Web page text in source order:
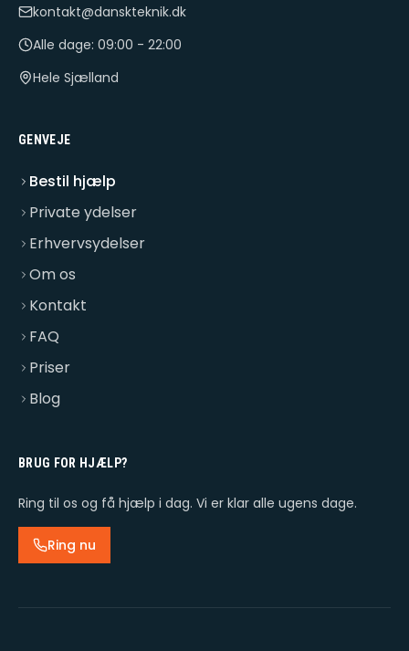
kontakt@danskteknik.dk
Alle dage: 09:00 - 22:00
Hele Sjælland
GENVEJE
Bestil hjælp
Private ydelser
Erhvervsydelser
Om os
Kontakt
FAQ
Priser
Blog
BRUG FOR HJÆLP?
Ring til os og få hjælp i dag. Vi er klar alle ugens dage.
Ring nu